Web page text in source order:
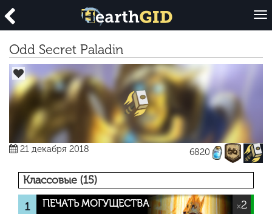
O
p
Odd Secret Paladin
21 декабря 2018 6820
Классовые (15)
1
ПЕЧАТЬ МОГУЩЕСТВА ×2